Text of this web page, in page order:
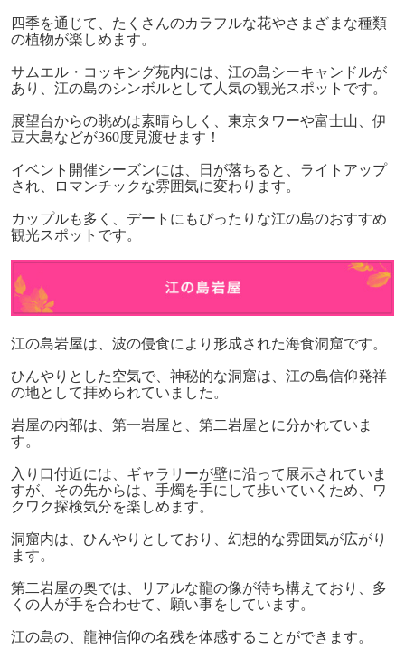
四季を通じて、たくさんのカラフルな花やさまざまな種類
の植物が楽しめます。
サムエル・コッキング苑内には、江の島シーキャンドルが
あり、江の島のシンボルとして人気の観光スポットです。
展望台からの眺めは素晴らしく、東京タワーや富士山、伊
豆大島などが360度見渡せます！
イベント開催シーズンには、日が落ちると、ライトアップ
され、ロマンチックな雰囲気に変わります。
カップルも多く、デートにもぴったりな江の島のおすすめ
観光スポットです。
江の島岩屋は、波の侵食により形成された海食洞窟です。
ひんやりとした空気で、神秘的な洞窟は、江の島信仰発祥
の地として拝められていました。
岩屋の内部は、第一岩屋と、第二岩屋とに分かれていま
す。
入り口付近には、ギャラリーが壁に沿って展示されていま
すが、その先からは、手燭を手にして歩いていくため、ワ
クワク探検気分を楽しめます。
洞窟内は、ひんやりとしており、幻想的な雰囲気が広がり
ます。
第二岩屋の奥では、リアルな龍の像が待ち構えており、多
くの人が手を合わせて、願い事をしています。
江の島の、龍神信仰の名残を体感することができます。